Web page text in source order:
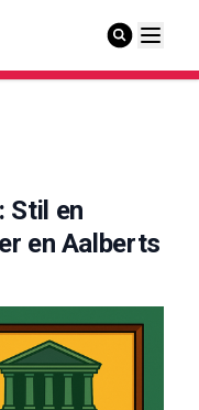
Stil en
en Aalberts